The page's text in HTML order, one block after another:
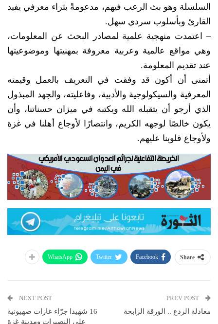
السلسلة وهو بث الرعب فيهم، مدعومةً بثراء معرفي يفيد
القارئ وبأسلوب سردي سهل.
– اعتمدت منهجية علمية لمصادر البحث عن المعلومات،
وهي مواقع عالمية وعربية معروفة بمهنيتها وموضوعيتها
عند تقديم المعلومة.
أتمنى أن أكون قد وفقت في التعريف بالعمل وقيمته
المعرفية والسيكولوجية والأدبية، وفاعليته، والجهد المبذول
الذي أرجو أن يتقبله الله ويكتبه في ميزان حسناتنا، وأن
يكون خالصًا لوجهه الكريم، وانتصارًا لأوجاع أهلنا في غزة
ولأوجاع قلوبنا عليهم.
Share
Facebook
Twitter
WhatsApp
معادلة الردع .. الورقة الرابحة
NEXT POST
16 شهيدا جرّاء غارات صهيونية
على النصيرات ومدينة غزة